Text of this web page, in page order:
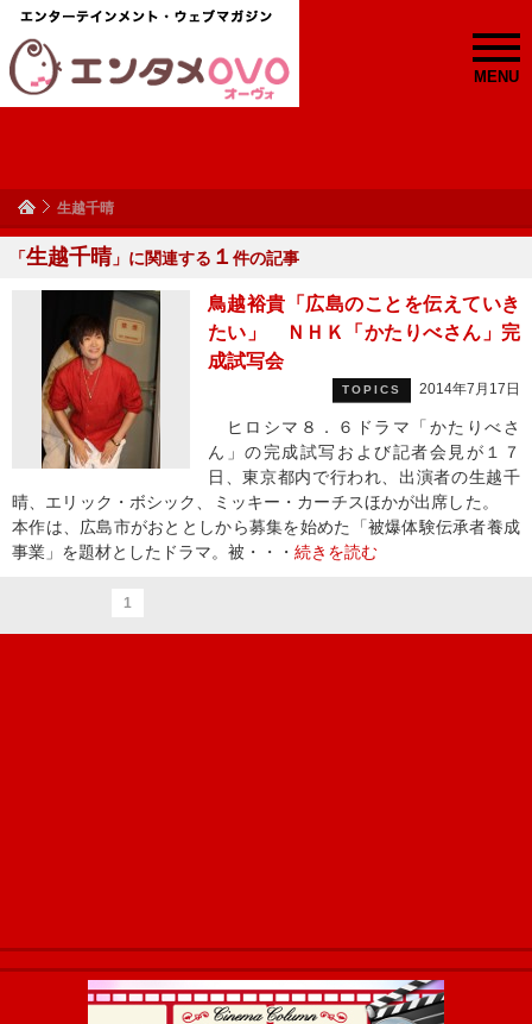
MENU
生越千晴
「生越千晴」に関連する １ 件の記事
鳥越裕貴「広島のことを伝えていき
たい」 ＮＨＫ「かたりべさん」完
成試写会
TOPICS 2014年7月17日
ヒロシマ８．６ドラマ「かたりべさ
ん」の完成試写および記者会見が１７
日、東京都内で行われ、出演者の生越千
晴、エリック・ボシック、ミッキー・カーチスほかが出席した。
本作は、広島市がおととしから募集を始めた「被爆体験伝承者養成
事業」を題材としたドラマ。被・・・ 続きを読む
1